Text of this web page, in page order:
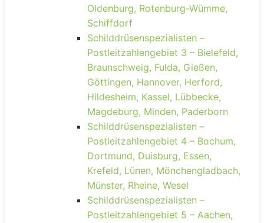
Oldenburg, Rotenburg-Wümme,
Schiffdorf
Schilddrüsenspezialisten –
Postleitzahlengebiet 3 – Bielefeld,
Braunschweig, Fulda, Gießen,
Göttingen, Hannover, Herford,
Hildesheim, Kassel, Lübbecke,
Magdeburg, Minden, Paderborn
Schilddrüsenspezialisten –
Postleitzahlengebiet 4 – Bochum,
Dortmund, Duisburg, Essen,
Krefeld, Lünen, Mönchengladbach,
Münster, Rheine, Wesel
Schilddrüsenspezialisten –
Postleitzahlengebiet 5 – Aachen,